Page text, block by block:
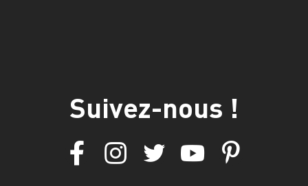
Suivez-nous !